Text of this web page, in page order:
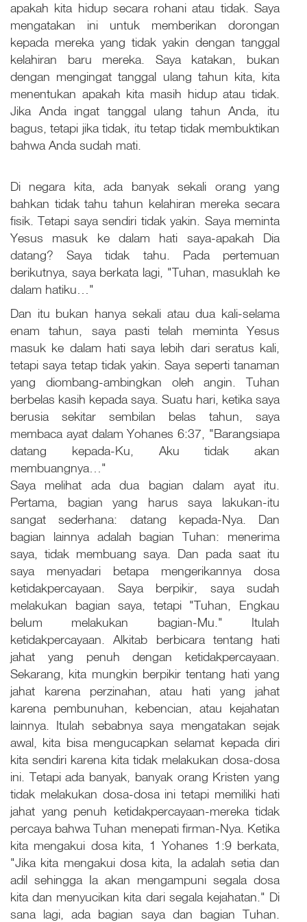
apakah kita hidup secara rohani atau tidak. Saya
mengatakan ini untuk memberikan dorongan
kepada mereka yang tidak yakin dengan tanggal
kelahiran baru mereka. Saya katakan, bukan
dengan mengingat tanggal ulang tahun kita, kita
menentukan apakah kita masih hidup atau tidak.
Jika Anda ingat tanggal ulang tahun Anda, itu
bagus, tetapi jika tidak, itu tetap tidak membuktikan
bahwa Anda sudah mati.
Di negara kita, ada banyak sekali orang yang
bahkan tidak tahu tahun kelahiran mereka secara
fisik. Tetapi saya sendiri tidak yakin. Saya meminta
Yesus masuk ke dalam hati saya-apakah Dia
datang? Saya tidak tahu. Pada pertemuan
berikutnya, saya berkata lagi, "Tuhan, masuklah ke
dalam hatiku…"
Dan itu bukan hanya sekali atau dua kali-selama
enam tahun, saya pasti telah meminta Yesus
masuk ke dalam hati saya lebih dari seratus kali,
tetapi saya tetap tidak yakin. Saya seperti tanaman
yang diombang-ambingkan oleh angin. Tuhan
berbelas kasih kepada saya. Suatu hari, ketika saya
berusia sekitar sembilan belas tahun, saya
membaca ayat dalam Yohanes 6:37, "Barangsiapa
datang kepada-Ku, Aku tidak akan
membuangnya…"
Saya melihat ada dua bagian dalam ayat itu.
Pertama, bagian yang harus saya lakukan-itu
sangat sederhana: datang kepada-Nya. Dan
bagian lainnya adalah bagian Tuhan: menerima
saya, tidak membuang saya. Dan pada saat itu
saya menyadari betapa mengerikannya dosa
ketidakpercayaan. Saya berpikir, saya sudah
melakukan bagian saya, tetapi "Tuhan, Engkau
belum melakukan bagian-Mu." Itulah
ketidakpercayaan. Alkitab berbicara tentang hati
jahat yang penuh dengan ketidakpercayaan.
Sekarang, kita mungkin berpikir tentang hati yang
jahat karena perzinahan, atau hati yang jahat
karena pembunuhan, kebencian, atau kejahatan
lainnya. Itulah sebabnya saya mengatakan sejak
awal, kita bisa mengucapkan selamat kepada diri
kita sendiri karena kita tidak melakukan dosa-dosa
ini. Tetapi ada banyak, banyak orang Kristen yang
tidak melakukan dosa-dosa ini tetapi memiliki hati
jahat yang penuh ketidakpercayaan-mereka tidak
percaya bahwa Tuhan menepati firman-Nya. Ketika
kita mengakui dosa kita, 1 Yohanes 1:9 berkata,
"Jika kita mengakui dosa kita, Ia adalah setia dan
adil sehingga Ia akan mengampuni segala dosa
kita dan menyucikan kita dari segala kejahatan." Di
sana lagi, ada bagian saya dan bagian Tuhan.